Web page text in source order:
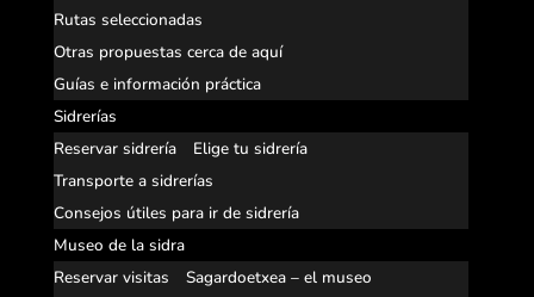
Rutas seleccionadas
Otras propuestas cerca de aquí
Guías e información práctica
Sidrerías
Reservar sidrería
Elige tu sidrería
Transporte a sidrerías
Consejos útiles para ir de sidrería
Museo de la sidra
Reservar visitas
Sagardoetxea – el museo